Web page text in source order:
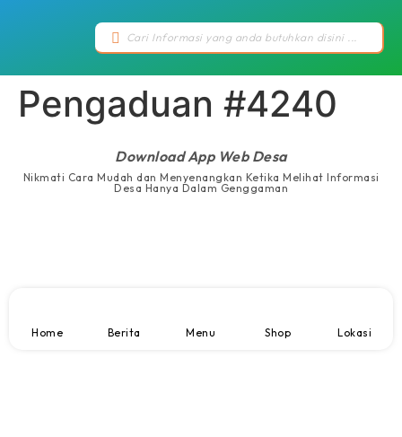
Pengaduan #4240
Download App Web Desa
Nikmati Cara Mudah dan Menyenangkan Ketika Melihat Informasi
Desa Hanya Dalam Genggaman
Home Berita Menu Shop Lokasi